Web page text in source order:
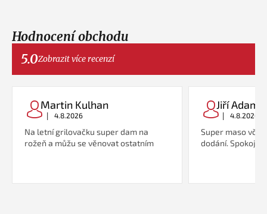
Hodnocení obchodu
5.0Zobrazit více recenzí
Martin Kulhan
| 4.8.2026
Na letní grilovačku super dam na
rožeň a můžu se věnovat ostatním
Jiří
| 4.8.2026
Super maso
dodání.